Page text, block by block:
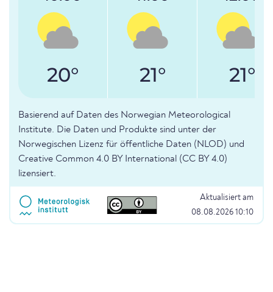
20° 21° 21°
Basierend auf Daten des Norwegian Meteorological
Institute. Die Daten und Produkte sind unter der
Norwegischen Lizenz für öffentliche Daten (NLOD) und
Creative Common 4.0 BY International (CC BY 4.0)
lizensiert.
Aktualisiert am
08.08.2026 10:10